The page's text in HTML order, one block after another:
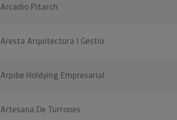
Arcadio Pitarch
Aresta Arquitectura I Gestio
Arpibe Holdying Empresarial
Artesana De Turrones